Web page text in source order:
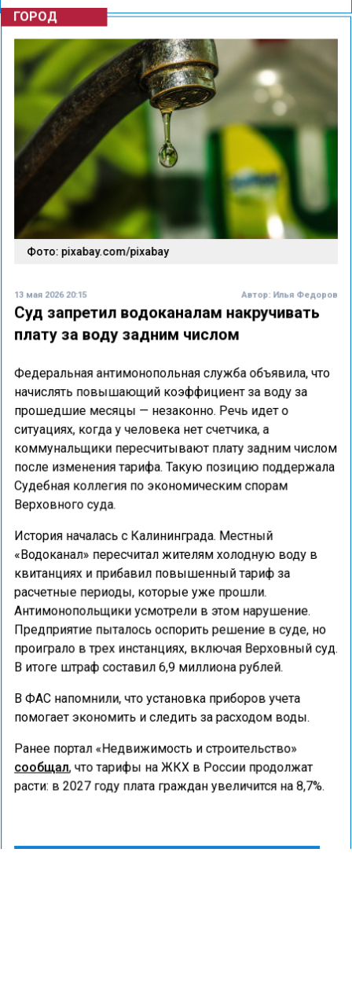
ГОРОД
Фото: pixabay.com/pixabay
13 мая 2026 20:15 Автор: Илья Федоров
Суд запретил водоканалам накручивать
плату за воду задним числом
Федеральная антимонопольная служба объявила, что
начислять повышающий коэффициент за воду за
прошедшие месяцы — незаконно. Речь идет о
ситуациях, когда у человека нет счетчика, а
коммунальщики пересчитывают плату задним числом
после изменения тарифа. Такую позицию поддержала
Судебная коллегия по экономическим спорам
Верховного суда.
История началась с Калининграда. Местный
«Водоканал» пересчитал жителям холодную воду в
квитанциях и прибавил повышенный тариф за
расчетные периоды, которые уже прошли.
Антимонопольщики усмотрели в этом нарушение.
Предприятие пыталось оспорить решение в суде, но
проиграло в трех инстанциях, включая Верховный суд.
В итоге штраф составил 6,9 миллиона рублей.
В ФАС напомнили, что установка приборов учета
помогает экономить и следить за расходом воды.
Ранее портал «Недвижимость и строительство»
сообщал, что тарифы на ЖКХ в России продолжат
расти: в 2027 году плата граждан увеличится на 8,7%.